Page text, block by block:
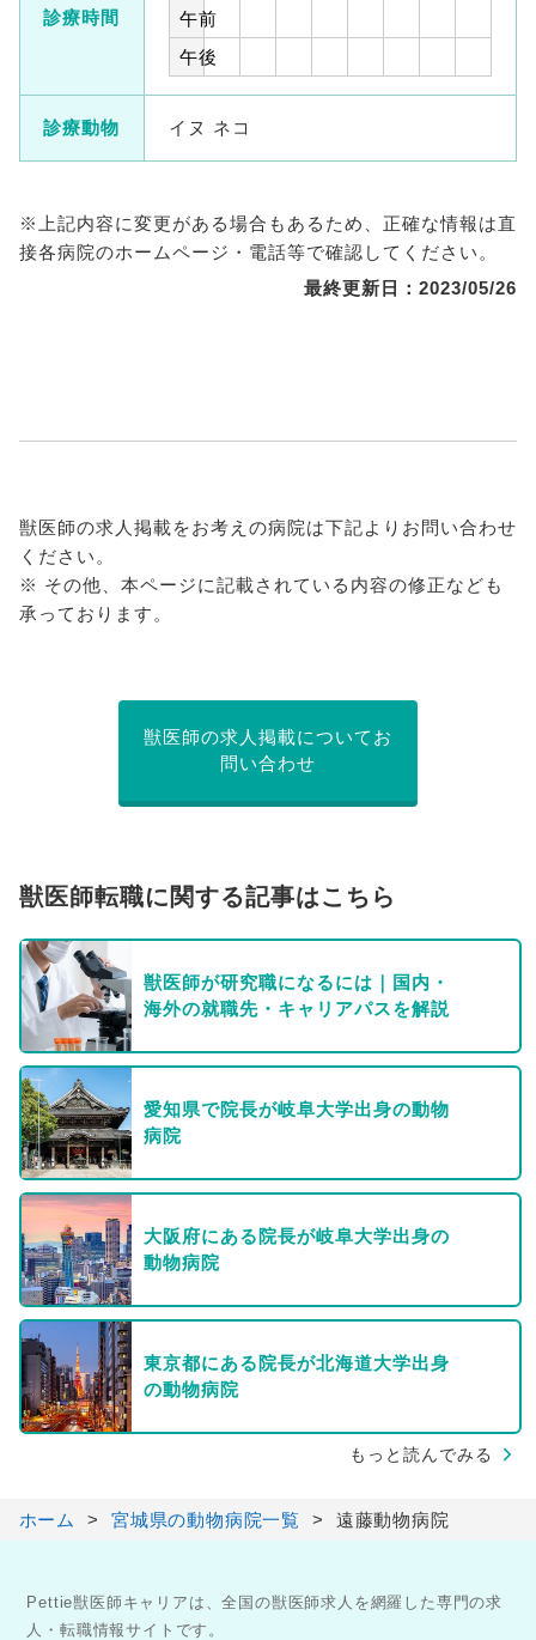
診療時間
午前
午後
診療動物 イヌ ネコ
※上記内容に変更がある場合もあるため、正確な情報は直
接各病院のホームページ・電話等で確認してください。
最終更新日：2023/05/26
獣医師の求人掲載をお考えの病院は下記よりお問い合わせ
ください。
※ その他、本ページに記載されている内容の修正なども
承っております。
獣医師の求人掲載についてお
問い合わせ
獣医師転職に関する記事はこちら
獣医師が研究職になるには｜国内・
海外の就職先・キャリアパスを解説
愛知県で院長が岐阜大学出身の動物
病院
大阪府にある院長が岐阜大学出身の
動物病院
東京都にある院長が北海道大学出身
の動物病院
もっと読んでみる
ホーム 宮城県の動物病院一覧 遠藤動物病院
Pettie獣医師キャリアは、全国の獣医師求人を網羅した専門の求
人・転職情報サイトです。